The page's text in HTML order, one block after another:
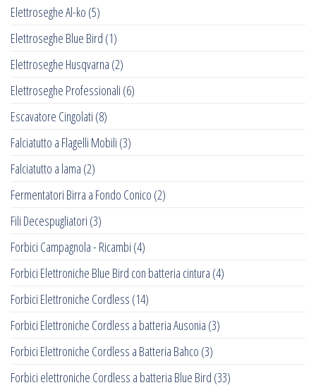
Elettroseghe Al-ko (5)
Elettroseghe Blue Bird (1)
Elettroseghe Husqvarna (2)
Elettroseghe Professionali (6)
Escavatore Cingolati (8)
Falciatutto a Flagelli Mobili (3)
Falciatutto a lama (2)
Fermentatori Birra a Fondo Conico (2)
Fili Decespugliatori (3)
Forbici Campagnola - Ricambi (4)
Forbici Elettroniche Blue Bird con batteria cintura (4)
Forbici Elettroniche Cordless (14)
Forbici Elettroniche Cordless a batteria Ausonia (3)
Forbici Elettroniche Cordless a Batteria Bahco (3)
Forbici elettroniche Cordless a batteria Blue Bird (33)